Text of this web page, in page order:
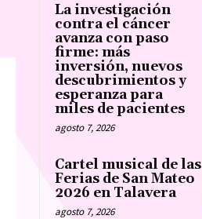
La investigación
contra el cáncer
avanza con paso
firme: más
inversión, nuevos
descubrimientos y
esperanza para
miles de pacientes
agosto 7, 2026
Cartel musical de las
Ferias de San Mateo
2026 en Talavera
agosto 7, 2026